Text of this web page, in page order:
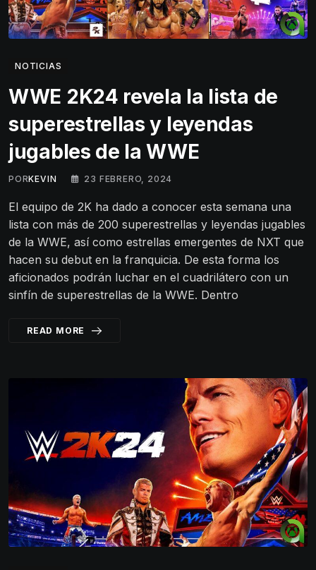
NOTICIAS
WWE 2K24 revela la lista de
superestrellas y leyendas
jugables de la WWE
PORKEVIN 23 FEBRERO, 2024
El equipo de 2K ha dado a conocer esta semana una
lista con más de 200 superestrellas y leyendas jugables
de la WWE, así como estrellas emergentes de NXT que
hacen su debut en la franquicia. De esta forma los
aficionados podrán luchar en el cuadrilátero con un
sinfín de superestrellas de la WWE. Dentro
READ MORE